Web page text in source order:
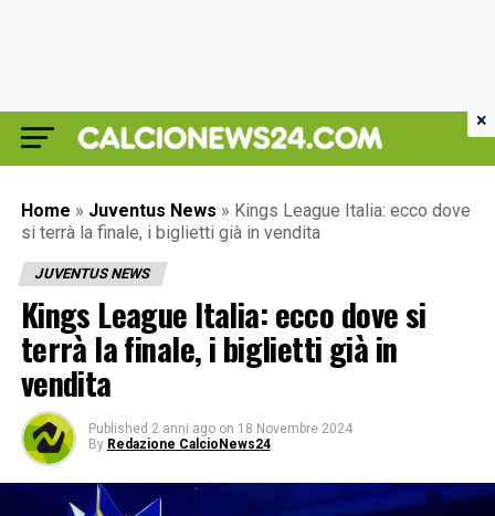
Home » Juventus News » Kings League Italia: ecco dove
si terrà la finale, i biglietti già in vendita
JUVENTUS NEWS
Kings League Italia: ecco dove si
terrà la finale, i biglietti già in
vendita
Published 2 anni ago on 18 Novembre 2024
By Redazione CalcioNews24
×